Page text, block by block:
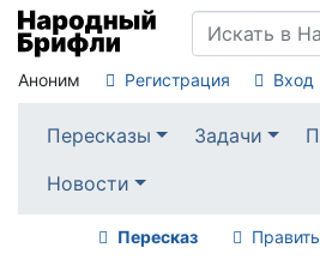
Аноним Регистрация Вход
Пересказы Задачи
Новости
Пересказ Править